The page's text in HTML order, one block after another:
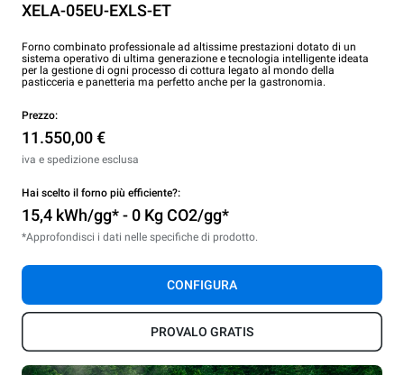
XELA-05EU-EXLS-ET
Forno combinato professionale ad altissime prestazioni dotato di un
sistema operativo di ultima generazione e tecnologia intelligente ideata
per la gestione di ogni processo di cottura legato al mondo della
pasticceria e panetteria ma perfetto anche per la gastronomia.
Prezzo:
11.550,00 €
iva e spedizione esclusa
Hai scelto il forno più efficiente?:
15,4 kWh/gg* - 0 Kg CO2/gg*
*Approfondisci i dati nelle specifiche di prodotto.
CONFIGURA
PROVALO GRATIS